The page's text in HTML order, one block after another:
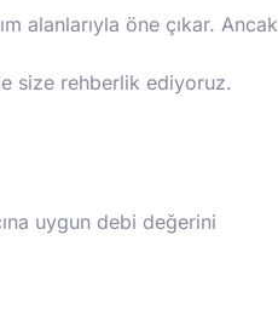
alanlarıyla öne çıkar. Ancak
size rehberlik ediyoruz.
uygun debi değerini